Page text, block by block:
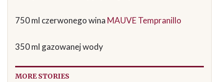
750 ml czerwonego wina MAUVE Tempranillo
350 ml gazowanej wody
MORE STORIES